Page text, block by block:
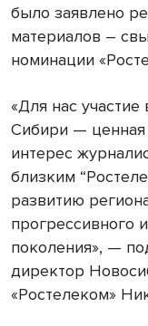
было заявлено
материалов –
номинации
«Для нас
Сибири — ценная
интерес
близким
развитию
прогрессивного
поколения», —
директор
«Ростелеком»